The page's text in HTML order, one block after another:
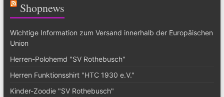
Shopnews
Wichtige Information zum Versand innerhalb der Europäischen
Union
Herren-Polohemd "SV Rothebusch"
Herren Funktionsshirt "HTC 1930 e.V."
Kinder-Zoodie "SV Rothebusch"